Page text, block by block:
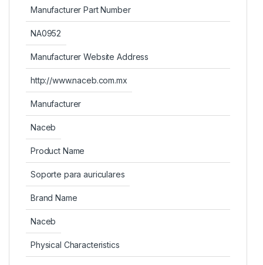
Manufacturer Part Number
NA0952
Manufacturer Website Address
http://www.naceb.com.mx
Manufacturer
Naceb
Product Name
Soporte para auriculares
Brand Name
Naceb
Physical Characteristics